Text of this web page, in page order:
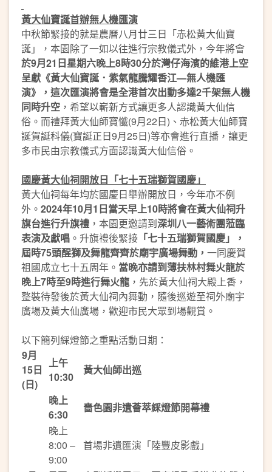
黃大仙寶誕首辦無人機匯演
中秋節緊接的就是農曆八月廿三日「赤松黃大仙寶
誕」，本園除了一如以往進行宗教儀式外，今年將會
於9月21日星期六晚上8時30分於灣仔海濱的維港上空
呈獻《黃大仙寶誕．紫氣龍騰耀香江—無人機匯
演》，這次匯演將會是全港首次出動多達2千架無人機
同時升空 ，希望以嶄新方式讓更多人認識黃大仙信
俗。而禮拜黃大仙師寶懺(9月22日)、赤松黃大仙師寶
誕賀誕科儀(寶誕正日9月25日)等亦會進行直播，讓更
多市民由宗教儀式方面認識黃大仙信俗。
國慶黃大仙祠開放日「七十五瑞獅賀國慶」
黃大仙祠每年均於國慶日舉辦開放日，今年亦不例
外。 2024年10月1日當天早上10時將會在黃大仙祠升
旗台進行升旗禮 ，本園更邀請到深圳八一藝術團蒞臨
表演及獻唱 。升旗禮後緊接 「七十五瑞獅賀國慶」，
屆時75頭醒獅及舞龍齊齊於廟宇廣場舞動， 一同慶賀
祖國成立七十五周年。 當晚亦請到薄扶林村舞火龍於
晚上7時至9時進行舞火龍 ，先於黃大仙祠大殿上香，
整裝待發後於黃大仙祠內舞動，隨後巡遊至祠外廟宇
廣場及黃大仙廣場，歡迎市民大眾到場觀賞。
以下簡列綵燈節之重點活動日期：
9月
15日
(日)
上午
10:30
黃大仙師出巡
晚上
6:30
嗇色園非遺薈萃綵燈節開幕禮
晚上
8:00 –
9:00
首場非遺匯演「陸豐皮影戲」